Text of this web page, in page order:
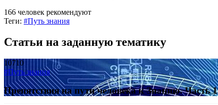
166 человек рекомендуют
Теги: #Путь знания
Статьи на заданную тематику
10710
#Путь знания
Препятствия на пути человека к Знанию. Часть 1